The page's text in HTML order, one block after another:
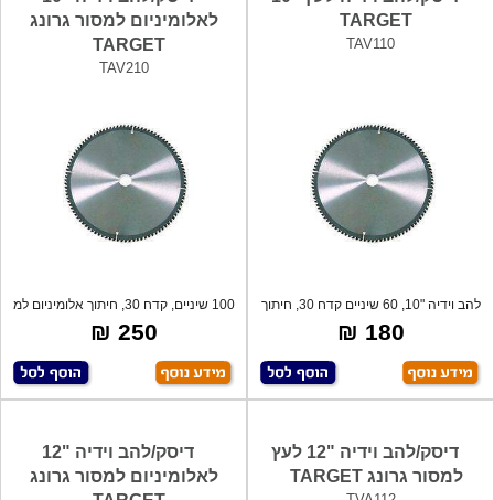
TARGET
TAV110
להב וידיה "10, 60 שיניים קדח 30, חיתוך
ע
180 ₪
לאלומיניום למסור גרונג
TARGET
TAV210
100 שיניים, קדח 30, חיתוך אלומיניום למ
250 ₪
דיסק/להב וידיה "12 לעץ
למסור גרונג TARGET
דיסק/להב וידיה "12
לאלומיניום למסור גרונג